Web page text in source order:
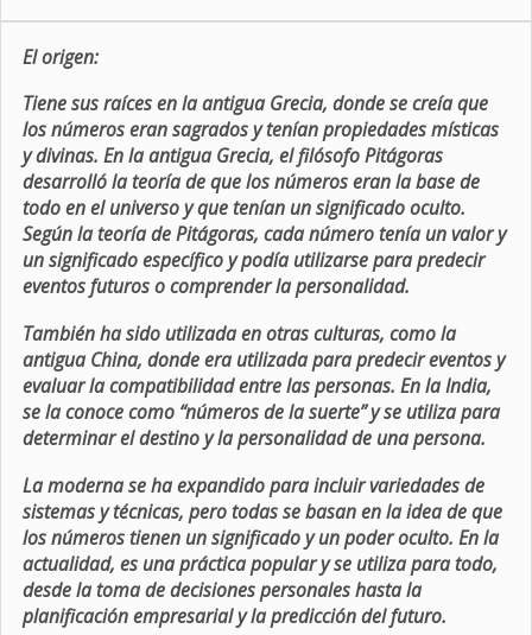
El origen:
Tiene sus raíces en la antigua Grecia, donde se creía que
los números eran sagrados y tenían propiedades místicas
y divinas. En la antigua Grecia, el filósofo Pitágoras
desarrolló la teoría de que los números eran la base de
todo en el universo y que tenían un significado oculto.
Según la teoría de Pitágoras, cada número tenía un valor y
un significado específico y podía utilizarse para predecir
eventos futuros o comprender la personalidad.
También ha sido utilizada en otras culturas, como la
antigua China, donde era utilizada para predecir eventos y
evaluar la compatibilidad entre las personas. En la India,
se la conoce como “números de la suerte” y se utiliza para
determinar el destino y la personalidad de una persona.
La moderna se ha expandido para incluir variedades de
sistemas y técnicas, pero todas se basan en la idea de que
los números tienen un significado y un poder oculto. En la
actualidad, es una práctica popular y se utiliza para todo,
desde la toma de decisiones personales hasta la
planificación empresarial y la predicción del futuro.